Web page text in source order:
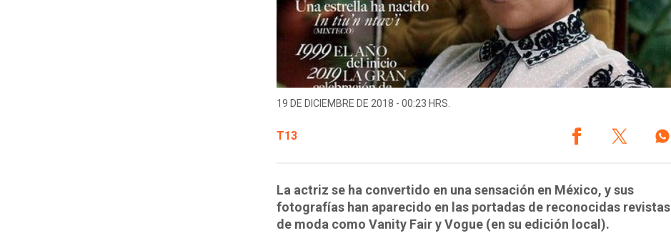
19 DE DICIEMBRE DE 2018 - 00:23 HRS.
T13
La actriz se ha convertido en una sensación en México, y sus
fotografías han aparecido en las portadas de reconocidas revistas
de moda como Vanity Fair y Vogue (en su edición local).